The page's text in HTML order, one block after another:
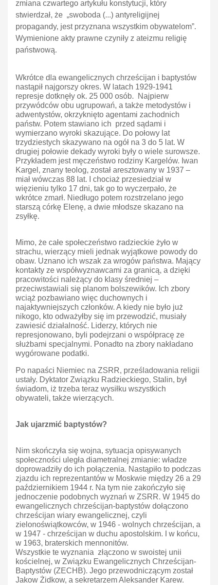
zmiana czwartego artykułu konstytucji, który
stwierdzał, że „swoboda (...) antyreligijnej
propagandy, jest przyznana wszystkim obywatelom”.
Wymienione akty prawne czyniły z ateizmu religię
państwową.
Wkrótce dla ewangelicznych chrześcijan i baptystów
nastąpił najgorszy okres. W latach 1929-1941
represje dotknęły ok. 25 000 osób. Najpierw
przywódców obu ugrupowań, a także metodystów i
adwentystów, okrzyknięto agentami zachodnich
państw. Potem stawiano ich przed sądami i
wymierzano wyroki skazujące. Do połowy lat
trzydziestych skazywano na ogół na 3 do 5 lat. W
drugiej połowie dekady wyroki były o wiele surowsze.
Przykładem jest męczeństwo rodziny Kargelów. Iwan
Kargel, znany teolog, został aresztowany w 1937 –
miał wówczas 88 lat. I chociaż przesiedział w
więzieniu tylko 17 dni, tak go to wyczerpało, że
wkrótce zmarł. Niedługo potem rozstrzelano jego
starszą córkę Elenę, a dwie młodsze skazano na
zsyłkę.
Mimo, że całe społeczeństwo radzieckie żyło w
strachu, wierzący mieli jednak wyjątkowe powody do
obaw. Uznano ich wszak za wrogów państwa. Mający
kontakty ze współwyznawcami za granicą, a dzięki
pracowitości należący do klasy średniej –
przeciwstawiali się planom bolszewików. Ich zbory
wciąż pozbawiano więc duchownych i
najaktywniejszych członków. A kiedy nie było już
nikogo, kto odważyłby się im przewodzić, musiały
zawiesić działalność. Liderzy, których nie
represjonowano, byli podejrzani o współpracę ze
służbami specjalnymi. Ponadto na zbory nakładano
wygórowane podatki.
Po napaści Niemiec na ZSRR, prześladowania religii
ustały. Dyktator Związku Radzieckiego, Stalin, był
świadom, iż trzeba teraz wysiłku wszystkich
obywateli, także wierzących.
Jak ujarzmić baptystów?
Nim skończyła się wojna, sytuacja opisywanych
społeczności uległa diametralnej zmianie: władze
doprowadziły do ich połączenia. Nastąpiło to podczas
zjazdu ich reprezentantów w Moskwie między 26 a 29
październikiem 1944 r. Na tym nie zakończyło się
jednoczenie podobnych wyznań w ZSRR. W 1945 do
ewangelicznych chrześcijan-baptystów dołączono
chrześcijan wiary ewangelicznej, czyli
zielonoświątkowców, w 1946 - wolnych chrześcijan, a
w 1947 - chrześcijan w duchu apostolskim. I w końcu,
w 1963, braterskich mennonitów.
Wszystkie te wyznania złączono w swoistej unii
kościelnej, w Związku Ewangelicznych Chrześcijan-
Baptystów (ZECHB). Jego przewodniczącym został
Jakow Żidkow, a sekretarzem Aleksander Karew.